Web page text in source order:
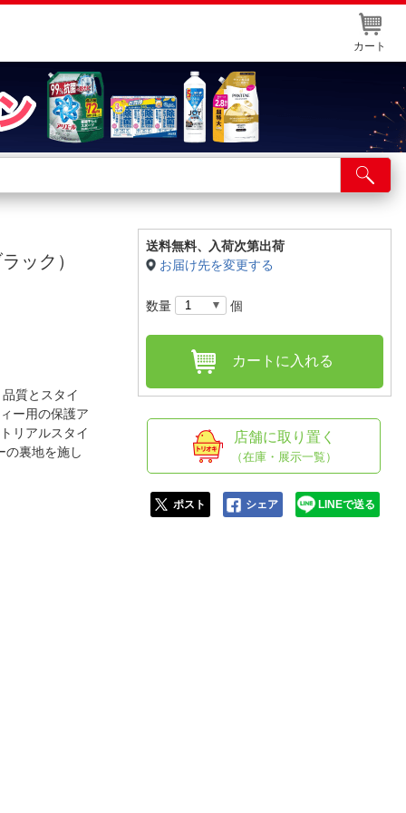
カート
舗サービス
ト取り置き
情報・店舗一覧
窓口
報
ック）
質とスタイ
ー用の保護ア
リアルスタイ
の裏地を施し
送料無料、
入荷次第出荷
お届け先を変更する
数量 個
カートに入れる
店舗に取り置く
（在庫・展示一覧）
ポスト シェア LINEで送る